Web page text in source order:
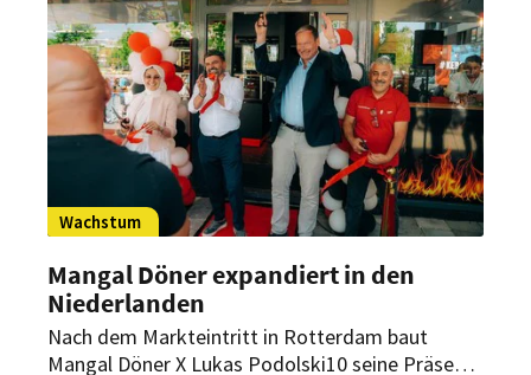
Wachstum
Mangal Döner expandiert in den
Niederlanden
Nach dem Markteintritt in Rotterdam baut
Mangal Döner X Lukas Podolski10 seine Präsenz